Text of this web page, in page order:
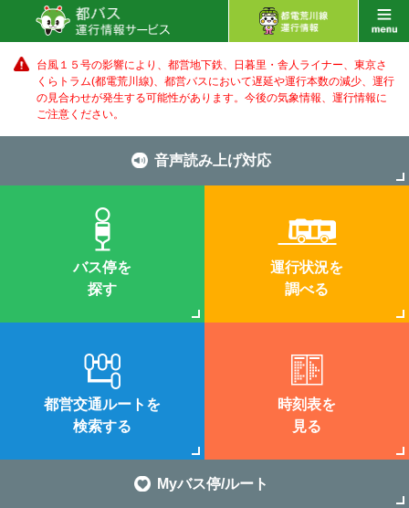
台風１５号の影響により、都営地下鉄、日暮里・舎人ライナー、東京さ
くらトラム(都電荒川線)、都営バスにおいて遅延や運行本数の減少、運行
の見合わせが発生する可能性があります。 今後の気象情報、運行情報に
ご注意ください。
音声読み上げ対応
バス停を
探す
運行状況を
調べる
都営交通ルートを
検索する
時刻表を
見る
Myバス停/ルート